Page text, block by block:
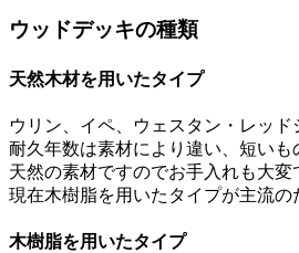
ウッドデッキの種類
天然木材を用いたタイプ
ウリン、イペ、ウェスタン・レッ
耐久年数は素材により違い、短い
天然の素材ですのでお手入れも大
現在木樹脂を用いたタイプが主流の
木樹脂を用いたタイプ